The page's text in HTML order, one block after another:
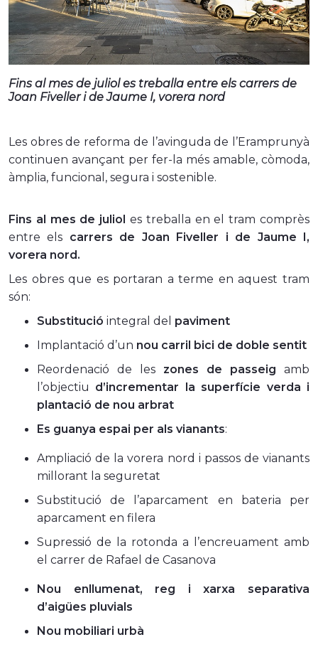
Fins al mes de juliol es treballa entre els carrers de
Joan Fiveller i de Jaume I, vorera nord
Les obres de reforma de l’avinguda de l’Eramprunyà
continuen avançant per fer-la més amable, còmoda,
àmplia, funcional, segura i sostenible.
Fins al mes de juliol es treballa en el tram comprès
entre els carrers de Joan Fiveller i de Jaume I,
vorera nord.
Les obres que es portaran a terme en aquest tram
són:
Substitució integral del paviment
Implantació d’un nou carril bici de doble sentit
Reordenació de les zones de passeig amb
l’objectiu d’incrementar la superfície verda i
plantació de nou arbrat
Es guanya espai per als vianants:
Ampliació de la vorera nord i passos de vianants
millorant la seguretat
Substitució de l’aparcament en bateria per
aparcament en filera
Supressió de la rotonda a l’encreuament amb
el carrer de Rafael de Casanova
Nou enllumenat, reg i xarxa separativa
d’aigües pluvials
Nou mobiliari urbà